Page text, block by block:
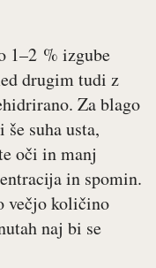
1–2 % izgube
drugim tudi z
Za blago
suha usta,
oči in manj
in spomin.
večjo količino
naj bi se